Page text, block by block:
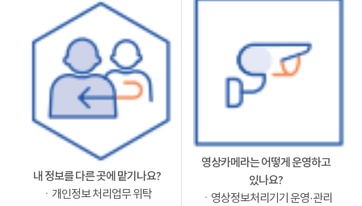
내 정보를 다른 곳에 맡기나요?
ㆍ개인정보 처리업무 위탁
영상카메라는 어떻게 운영하고
있나요?
ㆍ영상정보처리기기 운영·관리